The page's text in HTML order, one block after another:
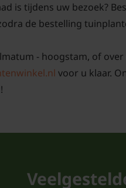
is tijdens uw bezoek?
de bestelling
- hoogstam, of
voor u klaar.